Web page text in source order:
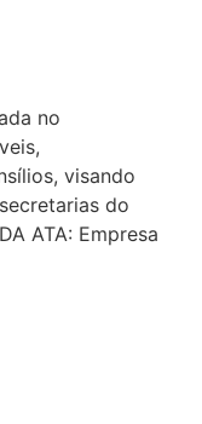
no
visando
do
ATA: Empresa